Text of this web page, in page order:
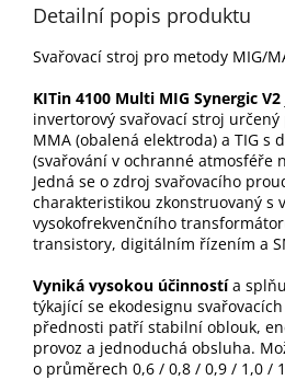
Detailní popis produktu
Svařovací stroj pro metody MIG/
KITin 4100 Multi MIG Synergic V2
invertorový svařovací stroj určený
MMA (obalená elektroda) a TIG s
(svařování v ochranné atmosféře
Jedná se o zdroj svařovacího
charakteristikou zkonstruovaný s
vysokofrekvenčního
transistory, digitálním řízením a
Vyniká vysokou účinnostía
týkající se ekodesignu
přednosti patří stabilní oblouk,
provoz a jednoduchá obsluha.
o průměrech 0,6 / 0,8 / 0,9 / 1,0 /